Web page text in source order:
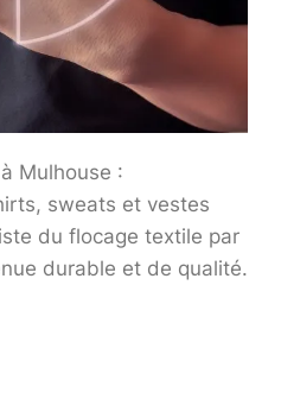
Mulhouse :
sweats et vestes
du flocage textile par
durable et de qualité.